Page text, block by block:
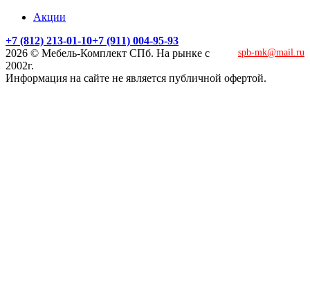
Акции
+7 (812) 213-01-10+7 (911) 004-95-93
spb-mk@mail.ru
2026 © Мебель-Комплект СПб. На рынке с
2002г.
Информация на сайте не является публичной офертой.